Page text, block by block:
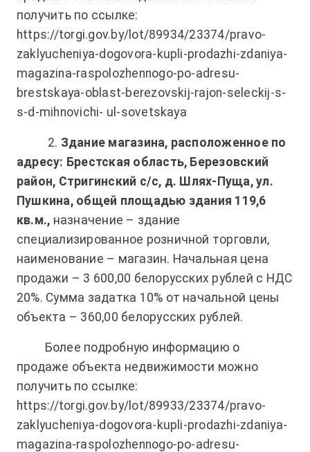
получить по ссылке:
https://torgi.gov.by/lot/89934/23374/pravo-
zaklyucheniya-dogovora-kupli-prodazhi-zdaniya-
magazina-raspolozhennogo-po-adresu-
brestskaya-oblast-berezovskij-rajon-seleckij-s-
s-d-mihnovichi- ul-sovetskaya
2. Здание магазина, расположенное по
адресу: Брестская область, Березовский
район, Стригинский с/с, д. Шлях-Пуща, ул.
Пушкина, общей площадью здания 119,6
кв.м., назначение – здание
специализированное розничной торговли,
наименование – магазин. Начальная цена
продажи – 3 600,00 белорусских рублей с НДС
20%. Сумма задатка 10% от начальной цены
объекта – 360,00 белорусских рублей.
Более подробную информацию о
продаже объекта недвижимости можно
получить по ссылке:
https://torgi.gov.by/lot/89933/23374/pravo-
zaklyucheniya-dogovora-kupli-prodazhi-zdaniya-
magazina-raspolozhennogo-po-adresu-